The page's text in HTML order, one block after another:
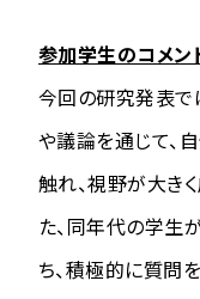
参加学生のコメン
今回の研究発表で
や議論を通じて、
触れ、視野が大き
た、同年代の学生
ち、積極的に質問